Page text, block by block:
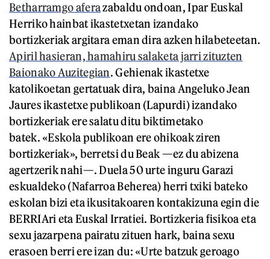
Betharramgo aferazabaldu ondoan, Ipar Euskal
Herriko hainbat ikastetxetan izandako
bortizkeriak argitara eman dira azken hilabeteetan.
Apiril hasieran, hamahiru salaketa jarri zituzten
Baionako Auzitegian. Gehienak ikastetxe
katolikoetan gertatuak dira, baina Angeluko Jean
Jaures ikastetxe publikoan (Lapurdi) izandako
bortizkeriak ere salatu ditu biktimetako
batek. «Eskola publikoan ere ohikoak ziren
bortizkeriak», berretsi du Beak —ez du abizena
agertzerik nahi—. Duela 50 urte inguru Garazi
eskualdeko (Nafarroa Beherea) herri txiki bateko
eskolan bizi eta ikusitakoaren kontakizuna egin die
BERRIAri eta Euskal Irratiei. Bortizkeria fisikoa eta
sexu jazarpena pairatu zituen hark, baina sexu
erasoen berri ere izan du: «Urte batzuk geroago